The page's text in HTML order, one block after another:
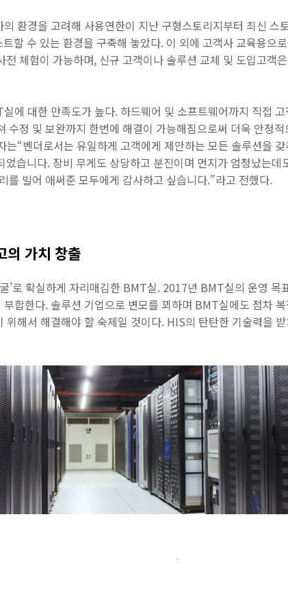
환경을 고려해 사용연한이 지난 구형스토리지부터 최신 스
할 수 있는 환경을 구축해 놓았다. 이 외에 고객사 교육용으
전 체험이 가능하며, 신규 고객이나 솔루션 교체 및 도입고객
에 대한 만족도가 높다. 하드웨어 및 소프트웨어까지 직접
수정 및 보완까지 한번에 해결이 가능해짐으로써 더욱 안정
“벤더로서는 유일하게 고객에게 제안하는 모든 솔루션을
었습니다. 장비 무게도 상당하고 분진이며 먼지가 엄청났는
를 빌어 애써준 모두에게 감사하고 싶습니다.”라고 전했다.
의 가치 창출
’로 확실하게 자리매김한 BMT실. 2017년 BMT실의 운영
합한다. 솔루션 기업으로 변모를 꾀하며 BMT실에도 점차
위해서 해결해야 할 숙제일 것이다. HIS의 탄탄한 기술력을